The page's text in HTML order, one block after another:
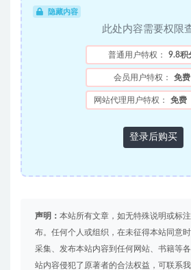
隐藏内容
此处内容需要权限
普通用户特权： 9.8积
会员用户特权： 免费
网站代理用户特权： 免费
登录后购买
声明： 本站所有文章，如无特殊说明或标
布。任何个人或组织，在未征得本站同意时
采集、发布本站内容到任何网站、书籍等
站内容侵犯了原著者的合法权益，可联系我